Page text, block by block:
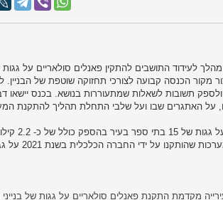
לעידוד התושבים להתקין פאנלים סולאריים על גגות
הכנסה קבועה לצורכי תחזוקה שוטפת של הבניין.
תשובות לשאלות שמתעוררות בנושא. בכנס יישאו
מהעירייה נמסר כי
מקדמת התקנת פאנלים סולאריים על גגות של בנייני